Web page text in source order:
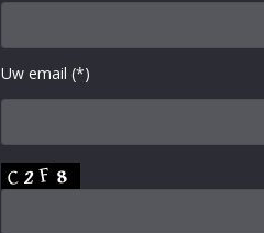
Uw email (*)